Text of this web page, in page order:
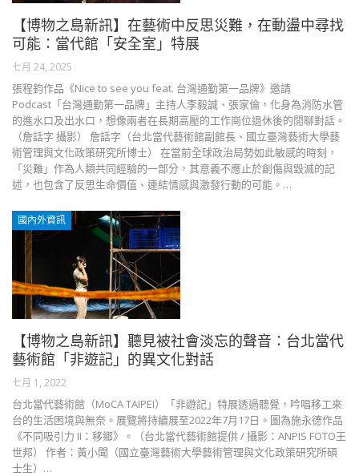
【博物之島新訊】在藝術中反思災難，在動盪中尋找
可能：當代館「安全室」特展
七月 24, 2025
張程鈞作品《Nice to see you feat. 台灣通勤第一品牌》邀請
Podcast「台灣通勤第一品牌」主持人李毅誠、張家倫，化身為消防水管
的進水口及出水口，想像兩者在長期高壓的工作崗位退休後的閒聊對話。
（詹話字 攝影） 詹話字（台北當代藝術館副館長、國立臺灣藝術大學藝
術管理與文化政策研究所博士） 在當前全球政治局勢如此敏感的時刻，
「災難」作為人類共同經驗的一部分，其意義不應止於創傷與毀滅的記
述，也包含了反思生命價值、連結情感與激發行動的可能。…
國內外資訊
【博物之島新訊】聽見被社會淡忘的聲音：台北當代
藝術館「非遊記」的異文化對話
七月 1, 2022
台北當代藝術館（MoCA TAIPEI）「非遊記」特展透過聽覺，吟唱移工來
台的生活困境與無奈。展覽將持續展至2022年7月17日。圖為施永德作品
《不同吸引力 II：移鄉》。（台北當代藝術館提供 / 攝影：ANPIS FOTO王
世邦） 作者：黃小聞（國立臺灣藝術大學藝術管理與文化政策研究所碩
士生）…